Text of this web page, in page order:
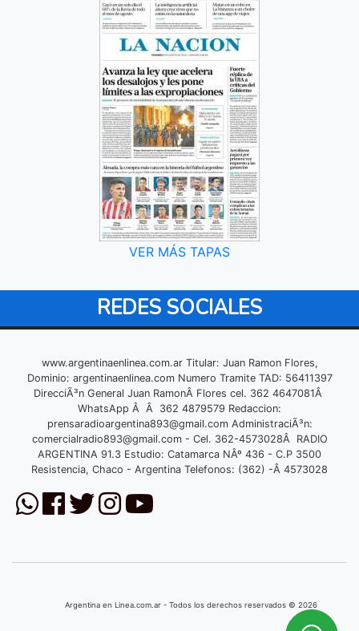
VER MÁS TAPAS
REDES SOCIALES
www.argentinaenlinea.com.ar Titular: Juan Ramon Flores,
Dominio: argentinaenlinea.com Numero Tramite TAD: 56411397
DirecciÃ³n General Juan RamonÂ Flores cel. 362 4647081Â
WhatsApp Â Â 362 4879579 Redaccion:
prensaradioargentina893@gmail.comAdministraciÃ³n:
comercialradio893@gmail.com- Cel. 362-4573028Â RADIO
ARGENTINA 91.3 Estudio: Catamarca NÂº 436 - C.P 3500
Resistencia, Chaco - Argentina Telefonos: (362) -Â 4573028
Argentina en Linea.com.ar - Todos los derechos reservados © 2026